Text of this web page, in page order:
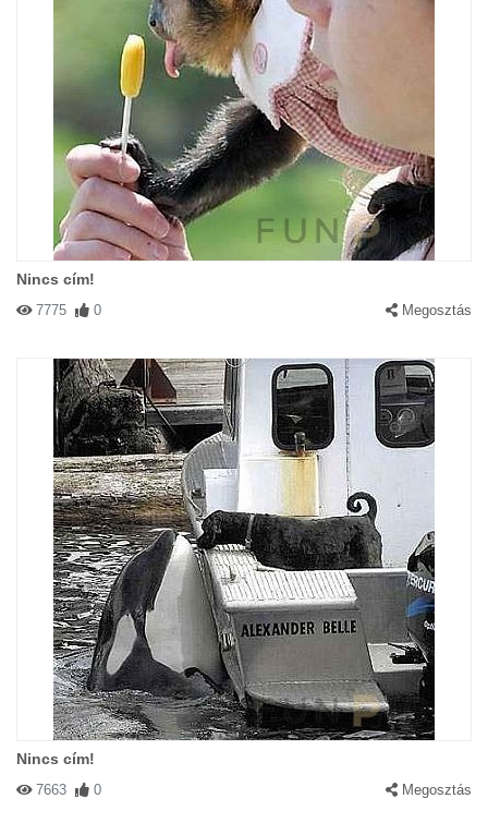
Nincs cím!
7775 0 Megosztás
Nincs cím!
7663 0 Megosztás